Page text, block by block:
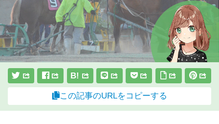
B!
この記事のURLをコピーする